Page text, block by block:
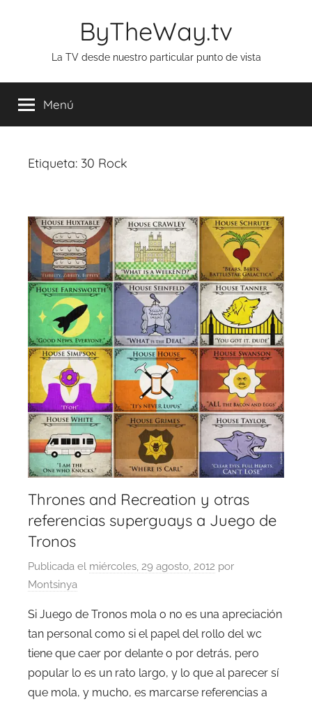
ByTheWay.tv
La TV desde nuestro particular punto de vista
Menú
Etiqueta: 30 Rock
Thrones and Recreation y otras
referencias superguays a Juego de
Tronos
Publicada el miércoles, 29 agosto, 2012 por
Montsinya
Si Juego de Tronos mola o no es una apreciación
tan personal como si el papel del rollo del wc
tiene que caer por delante o por detrás, pero
popular lo es un rato largo, y lo que al parecer sí
que mola, y mucho, es marcarse referencias a